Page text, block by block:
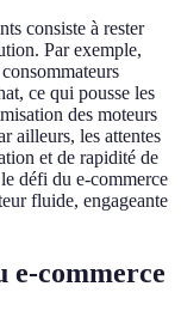
consiste à rester
Par exemple,
ce qui pousse les
des moteurs
ailleurs, les attentes
et de rapidité de
défi du e-commerce
fluide, engageante
e-commerce